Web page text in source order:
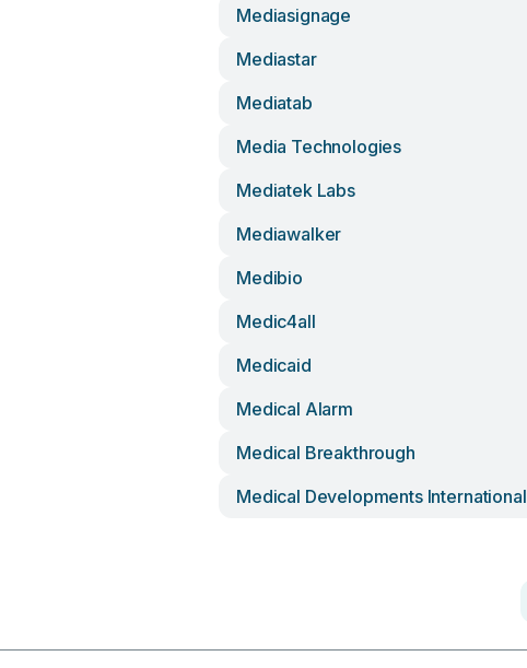
Mediasignage
Mediastar
Mediatab
Media Technologies
Mediatek Labs
Mediawalker
Medibio
Medic4all
Medicaid
Medical Alarm
Medical Breakthrough
Medical Developments International